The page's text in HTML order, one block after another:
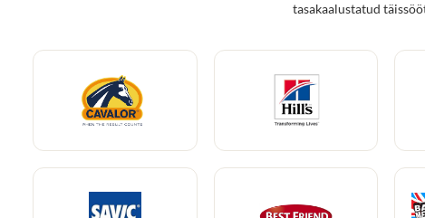
tasakaalustatud
erinevaid tekstuure